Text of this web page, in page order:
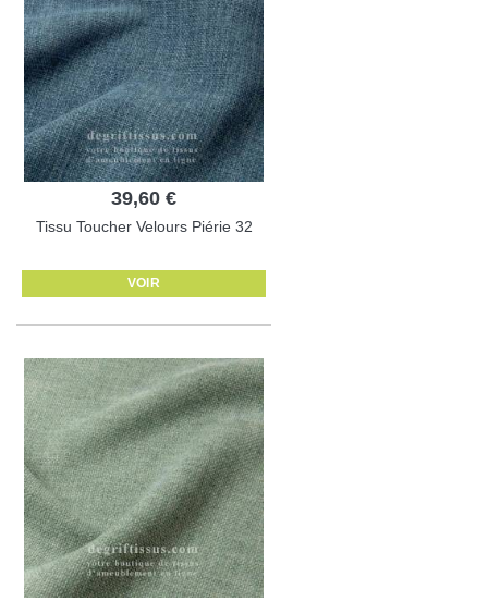
39,60 €
Tissu Toucher Velours Piérie 32
VOIR